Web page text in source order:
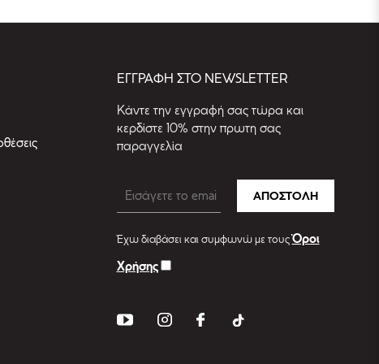
EΓΓΡΑΦΗ ΣΤΟ NEWSLETTER
Kάντε την εγγραφή σας τώρα και
κερδίστε 10% στην πρωτη σας
παραγγελία
ΑΠΟΣΤΟΛΗ
Έχω διαβάσει και συμφωνώ με τουςΌροι
Χρήσης